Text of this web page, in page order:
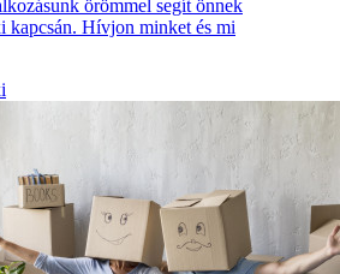
örömmel segít önnek
kapcsán. Hívjon minket és mi